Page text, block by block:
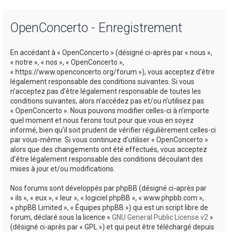
OpenConcerto - Enregistrement
En accédant à « OpenConcerto » (désigné ci-après par « nous »,
« notre », « nos », « OpenConcerto »,
« https://www.openconcerto.org/forum »), vous acceptez d’être
légalement responsable des conditions suivantes. Si vous
n’acceptez pas d’être légalement responsable de toutes les
conditions suivantes, alors n’accédez pas et/ou n’utilisez pas
« OpenConcerto ». Nous pouvons modifier celles-ci à n’importe
quel moment et nous ferons tout pour que vous en soyez
informé, bien qu’il soit prudent de vérifier régulièrement celles-ci
par vous-même. Si vous continuez d’utiliser « OpenConcerto »
alors que des changements ont été effectués, vous acceptez
d’être légalement responsable des conditions découlant des
mises à jour et/ou modifications.
Nos forums sont développés par phpBB (désigné ci-après par
« ils », « eux », « leur », « logiciel phpBB », « www.phpbb.com »,
« phpBB Limited », « Équipes phpBB ») qui est un script libre de
forum, déclaré sous la licence « GNU General Public License v2 »
(désigné ci-après par « GPL ») et qui peut être téléchargé depuis